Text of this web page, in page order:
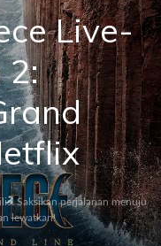
Live-
2:
Saksikan perjalanan menuju
lewatkan!